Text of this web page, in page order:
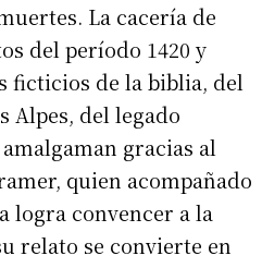
La cacería de
del período 1420 y
ficticios de la biblia, del
Alpes, del legado
gracias al
quien acompañado
logra convencer a la
relato se convierte en